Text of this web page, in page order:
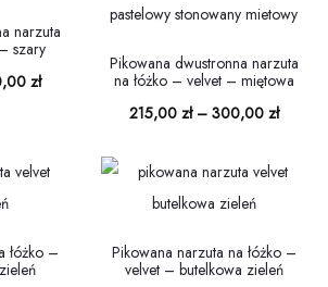
do
300,00 zł
215,00
do
narzuta
szary
złZakres
215,00 zł
Pikowana dwustronna narzuta
na łóżko – velvet – miętowa
215,00 zł – 300,00 złZakres
od
łóżko –
Pikowana narzuta na łóżko –
velvet – butelkowa zieleń